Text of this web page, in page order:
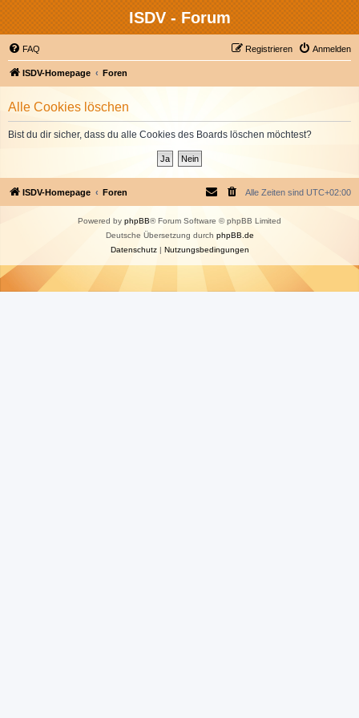
ISDV - Forum
FAQ Anmelden
Registrieren
ISDV-Homepage Foren
Alle Cookies löschen
Bist du dir sicher, dass du alle Cookies des Boards löschen möchtest?
ISDV-Homepage Foren Alle Zeiten sind UTC+02:00
Powered by phpBB® Forum Software © phpBB Limited
Deutsche Übersetzung durch phpBB.de
Datenschutz| Nutzungsbedingungen